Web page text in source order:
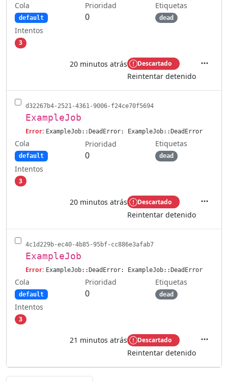
Cola
default
Prioridad
0
Etiquetas
dead
Intentos
3
20 minutos atrás Descartado
Reintentar detenido
d32267b4-2521-4361-9006-f24ce70f5694
ExampleJob
Error: ExampleJob::DeadError: ExampleJob::DeadError
Cola
default
Prioridad
0
Etiquetas
dead
Intentos
3
20 minutos atrás Descartado
Reintentar detenido
4c1d229b-ec40-4b85-95bf-cc886e3afab7
ExampleJob
Error: ExampleJob::DeadError: ExampleJob::DeadError
Cola
default
Prioridad
0
Etiquetas
dead
Intentos
3
21 minutos atrás Descartado
Reintentar detenido